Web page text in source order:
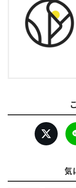
気